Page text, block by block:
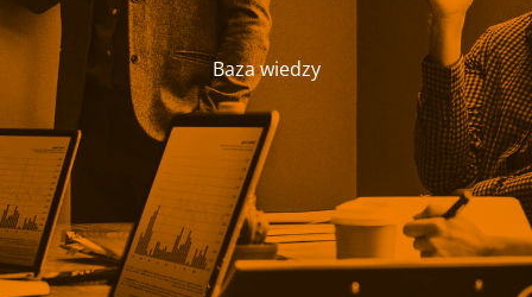
Baza wiedzy